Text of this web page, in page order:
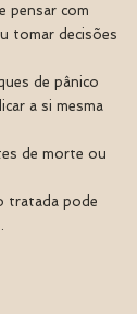
tomar decisões
de pânico